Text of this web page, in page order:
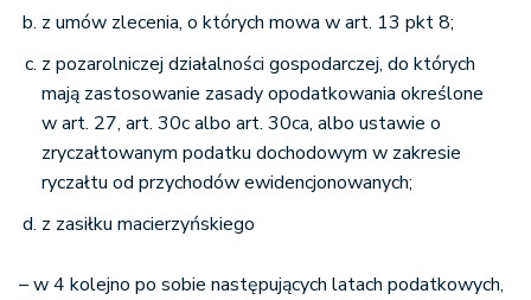
z umów zlecenia, o których mowa w art. 13 pkt 8;
z pozarolniczej działalności gospodarczej, do których
mają zastosowanie zasady opodatkowania określone
w art. 27, art. 30c albo art. 30ca, albo ustawie o
zryczałtowanym podatku dochodowym w zakresie
ryczałtu od przychodów ewidencjonowanych;
z zasiłku macierzyńskiego
– w 4 kolejno po sobie następujących latach podatkowych,